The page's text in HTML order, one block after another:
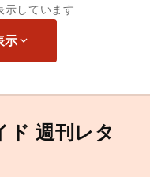
示しています
示
週刊レタ